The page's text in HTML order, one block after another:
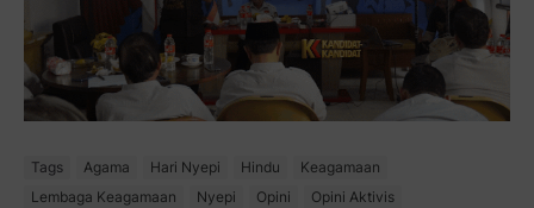
Tags Agama Hari Nyepi Hindu
Keagamaan
Lembaga Keagamaan
Nyepi Opini
Opini Aktivis